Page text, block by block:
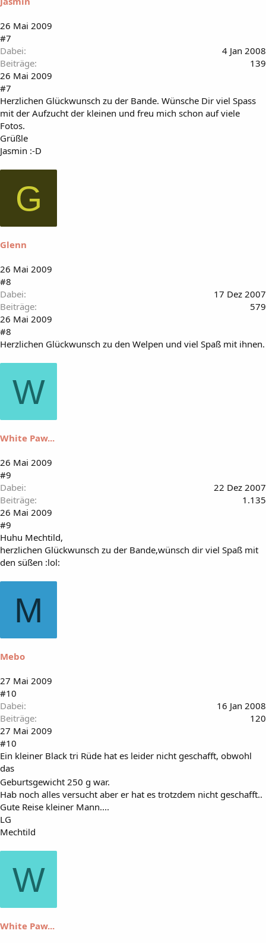
26 Mai 2009
#7
Dabei
4 Jan 2008
Beiträge
139
26 Mai 2009
#7
Herzlichen Glückwunsch zu der Bande. Wünsche Dir viel Spass
mit der Aufzucht der kleinen und freu mich schon auf viele
Fotos.
Grüßle
Jasmin :-D
G
Glenn
26 Mai 2009
#8
Dabei
17 Dez 2007
Beiträge
579
26 Mai 2009
#8
Herzlichen Glückwunsch zu den Welpen und viel Spaß mit ihnen.
W
White Paw...
26 Mai 2009
#9
Dabei
22 Dez 2007
Beiträge
1.135
26 Mai 2009
#9
Huhu Mechtild,
herzlichen Glückwunsch zu der Bande,wünsch dir viel Spaß mit
den süßen :lol:
M
Mebo
27 Mai 2009
#10
Dabei
16 Jan 2008
Beiträge
120
27 Mai 2009
#10
Ein kleiner Black tri Rüde hat es leider nicht geschafft, obwohl
das
Geburtsgewicht 250 g war.
Hab noch alles versucht aber er hat es trotzdem nicht geschafft..
Gute Reise kleiner Mann....
LG
Mechtild
W
White Paw...